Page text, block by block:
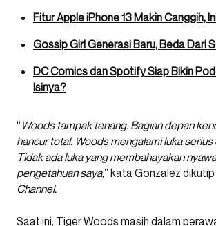
Fitur Apple iPhone 13 Makin Canggih,
Gossip Girl Generasi Baru, Beda Dari
DC Comics dan Spotify Siap Bikin
Isinya?
“ Woods tampak tenang. Bagian depan
hancur total. Woods mengalami luka serius
Tidak ada luka yang membahayakan
pengetahuan saya,” kata Gonzalez
Channel.
Saat ini, Tiger Woods masih dalam